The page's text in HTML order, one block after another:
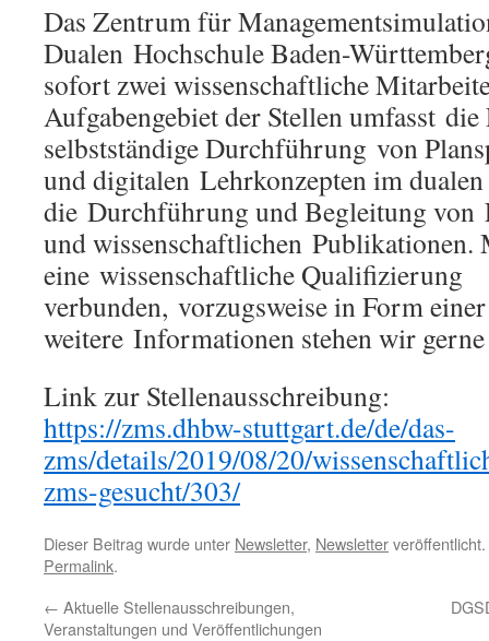
Das Zentrum für
Dualen Hochschule Baden-
sofort zwei wissenschaftliche
Aufgabengebiet der Stellen umfasst
selbstständige Durchführung von
und digitalen Lehrkonzepten im
die Durchführung und Begleitung von
und wissenschaftlichen Publikationen.
eine wissenschaftliche Qualifizierung
verbunden, vorzugsweise in Form
weitere Informationen stehen wir
Link zur Stellenausschreibung:
https://zms.dhbw-stuttgart.de/de/das-
zms/details/2019/08/20/
zms-gesucht/303/
Dieser Beitrag wurde unter Newsletter, Newsletter
Permalink.
← Aktuelle Stellenausschreibungen,
Veranstaltungen und Veröffentlichungen